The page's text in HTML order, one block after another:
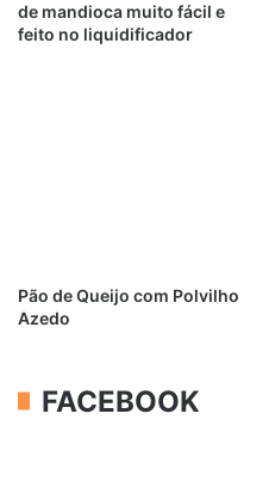
de mandioca muito fácil e
feito no liquidificador
Pão de Queijo com Polvilho
Azedo
FACEBOOK